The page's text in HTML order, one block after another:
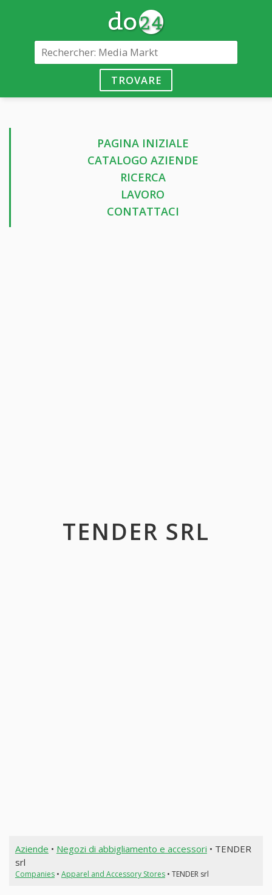
TROVARE
PAGINA INIZIALE
CATALOGO AZIENDE
RICERCA
LAVORO
CONTATTACI
TENDER SRL
Aziende • Negozi di abbigliamento e accessori • TENDER
srl
Companies• Apparel and Accessory Stores• TENDER srl